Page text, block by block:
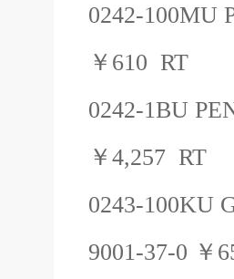
0242-100MU
￥ 610 RT
0242-1BU
￥ 4,257 RT
0243-100KU
9001-37-0 ￥